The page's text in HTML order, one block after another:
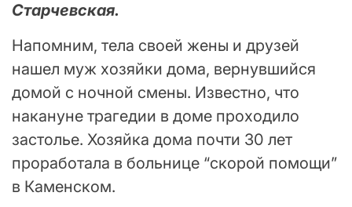
Старчевская.
Напомним, тела своей жены и друзей
нашел муж хозяйки дома, вернувшийся
домой с ночной смены. Известно, что
накануне трагедии в доме проходило
застолье. Хозяйка дома почти 30 лет
проработала в больнице “скорой помощи”
в Каменском.